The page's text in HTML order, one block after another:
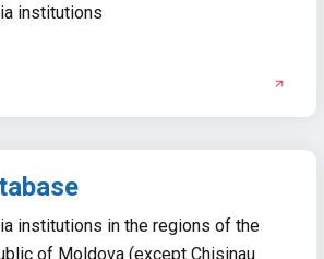
institutions
institutions in the regions of the
of Moldova (except Chisinau